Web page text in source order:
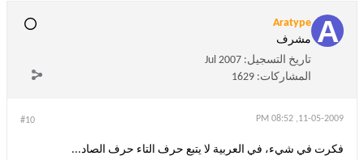
Aratype
مشرف
تاريخ التسجيل: Jul 2007
المشاركات: 1629
#10 11-05-2009, 08:52 PM
فكرت في شيء، في العربية لا يتبع حرف التاء حرف الصاد...